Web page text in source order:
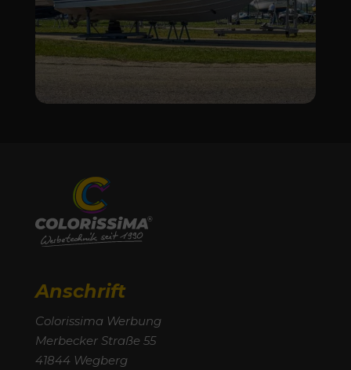
Anschrift
Colorissima Werbung
Merbecker Straße 55
41844 Wegberg